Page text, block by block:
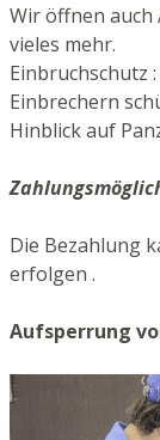
Wir öffnen
vieles mehr.
Einbruchschutz
Einbrechern
Hinblick auf
Die Bezahlung
erfolgen .
Aufsperrung